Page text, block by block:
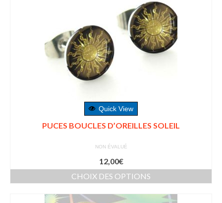
Quick View
PUCES BOUCLES D’OREILLES SOLEIL
NON ÉVALUÉ
12,00€
CHOIX DES OPTIONS